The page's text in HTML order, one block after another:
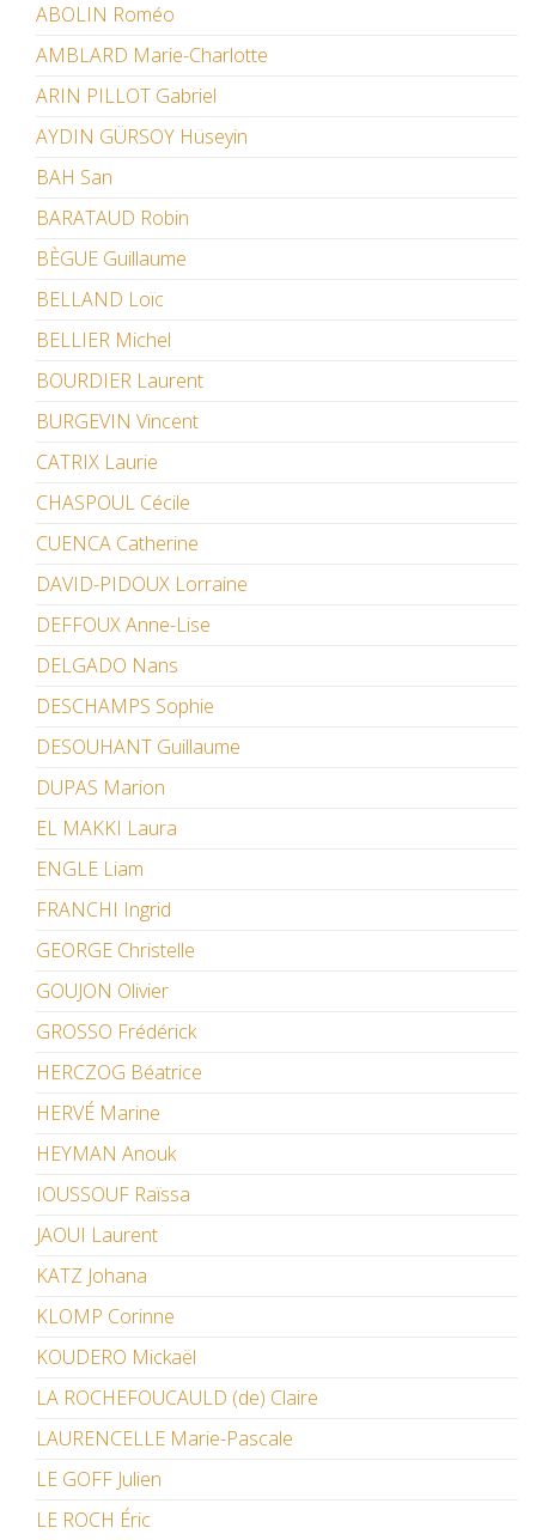
ABOLIN Roméo
AMBLARD Marie-Charlotte
ARIN PILLOT Gabriel
AYDIN GÜRSOY Hüseyin
BAH San
BARATAUD Robin
BÈGUE Guillaume
BELLAND Loïc
BELLIER Michel
BOURDIER Laurent
BURGEVIN Vincent
CATRIX Laurie
CHASPOUL Cécile
CUENCA Catherine
DAVID-PIDOUX Lorraine
DEFFOUX Anne-Lise
DELGADO Nans
DESCHAMPS Sophie
DESOUHANT Guillaume
DUPAS Marion
EL MAKKI Laura
ENGLE Liam
FRANCHI Ingrid
GEORGE Christelle
GOUJON Olivier
GROSSO Frédérick
HERCZOG Béatrice
HERVÉ Marine
HEYMAN Anouk
IOUSSOUF Raïssa
JAOUI Laurent
KATZ Johana
KLOMP Corinne
KOUDERO Mickaël
LA ROCHEFOUCAULD (de) Claire
LAURENCELLE Marie-Pascale
LE GOFF Julien
LE ROCH Éric